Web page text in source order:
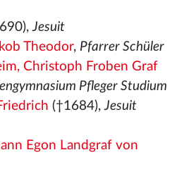
Jesuit
Theodor, Pfarrer Schüler
Christoph Froben Graf
Pfleger Studium
(†1684),Jesuit
Egon Landgraf von